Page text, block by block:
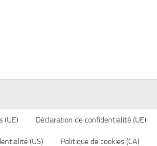
(UE) Déclaration de confidentialité (UE)
(US) Politique de cookies (CA)